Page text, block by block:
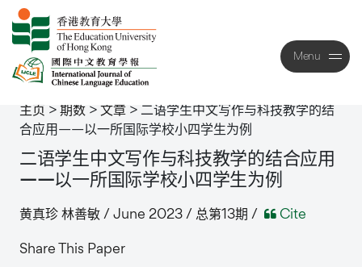
Menu
Close
主页 >期数 >文章 > 二语学生中文写作与科技教学的结
合应用——以一所国际学校小四学生为例
二语学生中文写作与科技教学的结合应用
——以一所国际学校小四学生为例
黄真珍 林善敏 / June 2023 / 总第13期 / Cite
Share This Paper